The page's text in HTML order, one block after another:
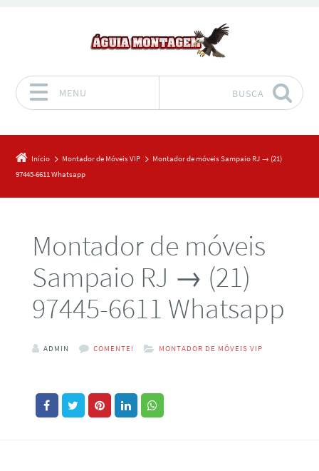
MENU BUSCA
Início Montador de Móveis VIP
Montador de móveis Sampaio RJ → (21)
97445-6611 Whatsapp
Montador de móveis
Sampaio RJ → (21)
97445-6611 Whatsapp
ADMIN COMENTE! MONTADOR DE MÓVEIS VIP